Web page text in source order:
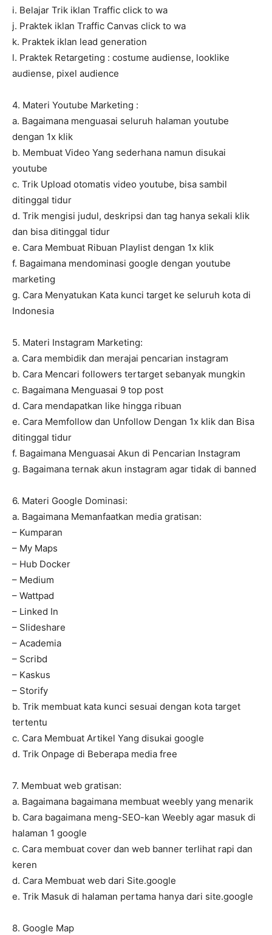
i. Belajar Trik iklan Traffic click to wa
j. Praktek iklan Traffic Canvas click to wa
k. Praktek iklan lead generation
l. Praktek Retargeting : costume audiense, looklike
audiense, pixel audience
4. Materi Youtube Marketing :
a. Bagaimana menguasai seluruh halaman youtube
dengan 1x klik
b. Membuat Video Yang sederhana namun disukai
youtube
c. Trik Upload otomatis video youtube, bisa sambil
ditinggal tidur
d. Trik mengisi judul, deskripsi dan tag hanya sekali klik
dan bisa ditinggal tidur
e. Cara Membuat Ribuan Playlist dengan 1x klik
f. Bagaimana mendominasi google dengan youtube
marketing
g. Cara Menyatukan Kata kunci target ke seluruh kota di
Indonesia
5. Materi Instagram Marketing:
a. Cara membidik dan merajai pencarian instagram
b. Cara Mencari followers tertarget sebanyak mungkin
c. Bagaimana Menguasai 9 top post
d. Cara mendapatkan like hingga ribuan
e. Cara Memfollow dan Unfollow Dengan 1x klik dan Bisa
ditinggal tidur
f. Bagaimana Menguasai Akun di Pencarian Instagram
g. Bagaimana ternak akun instagram agar tidak di banned
6. Materi Google Dominasi:
a. Bagaimana Memanfaatkan media gratisan:
– Kumparan
– My Maps
– Hub Docker
– Medium
– Wattpad
– Linked In
– Slideshare
– Academia
– Scribd
– Kaskus
– Storify
b. Trik membuat kata kunci sesuai dengan kota target
tertentu
c. Cara Membuat Artikel Yang disukai google
d. Trik Onpage di Beberapa media free
7. Membuat web gratisan:
a. Bagaimana bagaimana membuat weebly yang menarik
b. Cara bagaimana meng-SEO-kan Weebly agar masuk di
halaman 1 google
c. Cara membuat cover dan web banner terlihat rapi dan
keren
d. Cara Membuat web dari Site.google
e. Trik Masuk di halaman pertama hanya dari site.google
8. Google Map